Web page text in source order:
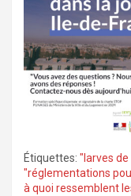
Étiquettes: "larves
"réglementations
à quoi ressemblent